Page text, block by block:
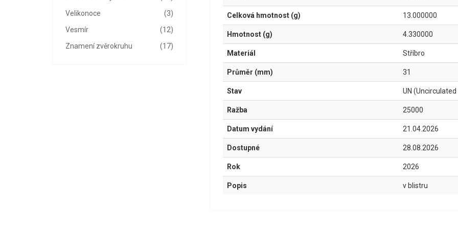
(3)
Velikonoce
(12)
Vesmír
(17)
Znamení zvěrokruhu
Celková hmotnost (g) 13.000000
Hmotnost (g) 4.330000
Materiál Stříbro
Průměr (mm) 31
Stav UN
Ražba 25000
Datum vydání 21.04.2026
Dostupné 28.08.2026
Rok 2026
Popis v blistru